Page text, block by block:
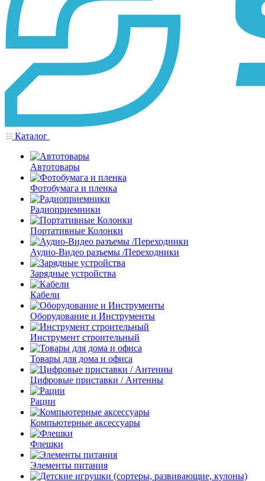
Каталог
Автотовары
Фотобумага и пленка
Радиоприемники
Портативные Колонки
Аудио-Видео разъемы /Переходники
Зарядные устройства
Кабели
Оборудование и Инструменты
Инструмент строительный
Товары для дома и офиса
Цифровые приставки / Антенны
Рации
Компьютерные аксессуары
Флешки
Элементы питания